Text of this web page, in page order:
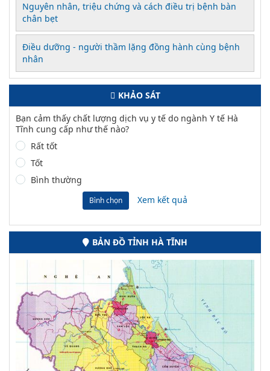
Nguyên nhân, triệu chứng và cách điều trị bệnh bàn
chân bẹt
Điều dưỡng - người thầm lặng đồng hành cùng bệnh
nhân
KHẢO SÁT
Bạn cảm thấy chất lượng dịch vụ y tế do ngành Y tế Hà
Tĩnh cung cấp như thế nào?
Rất tốt
Tốt
Bình thường
Bình chọn Xem kết quả
BẢN ĐỒ TỈNH HÀ TĨNH